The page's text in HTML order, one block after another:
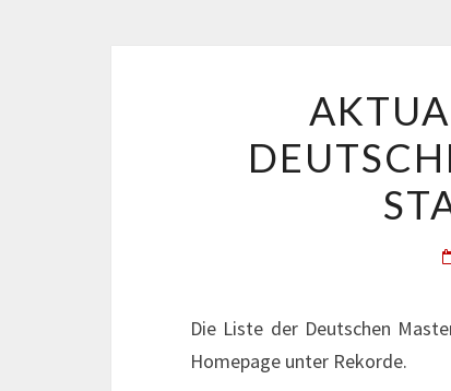
Die Liste der Deutschen
Homepage unter Rekorde.